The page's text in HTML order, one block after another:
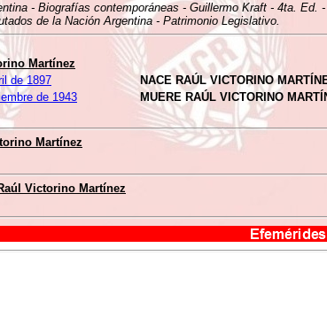
- Biografías contemporáneas - Guillermo Kraft - 4ta. Ed.
de la Nación Argentina - Patrimonio Legislativo.
Martínez
de 1897
NACE RAÚL VICTORINO
de 1943 MUERE RAÚL VICTORINO
Martínez
Victorino Martínez